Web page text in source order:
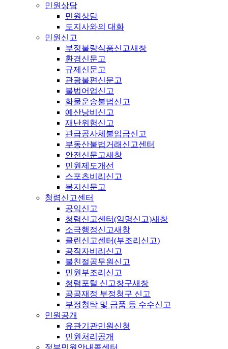
민원상담
민원상담
도지사와의 대화
민원신고
부정불량식품신고새창
환경신문고
규제신문고
관광불편신문고
불법어업신고
화물운송불법신고
예산낭비신고
재난위험신고
관급공사체불임금신고
부동산불법거래신고센터
안전신문고새창
민원제도개선
스포츠비리신고
복지신문고
청렴신고센터
공익신고
청렴신고센터(익명신고)새창
소극행정신고새창
클린신고센터(부조리신고)
공직자비리신고
불친절공무원신고
민원부조리신고
청렴포털 신고창구새창
공공재정 부정청구 신고
부정청탁 및 금품 등 수수신고
민원공개
유관기관민원신청
민원처리공개
정부민원안내콜센터